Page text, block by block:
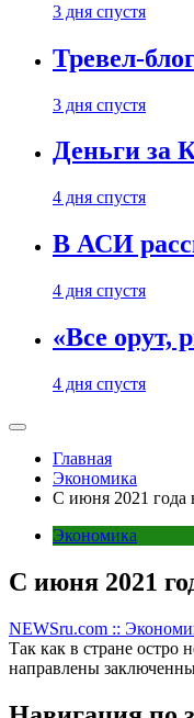
3 дня спустя
Тревел-
3 дня спустя
Деньги за
4 дня спустя
В АСИ
4 дня спустя
«Все орут,
4 дня спустя
Главная
Экономика
С июня 2021 года
Экономика
С июня 2021
NEWSru.com ::
Так как в стране остро
направлены